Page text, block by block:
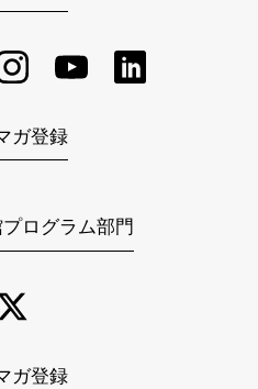
ガ登録
ログラム部門
ガ登録